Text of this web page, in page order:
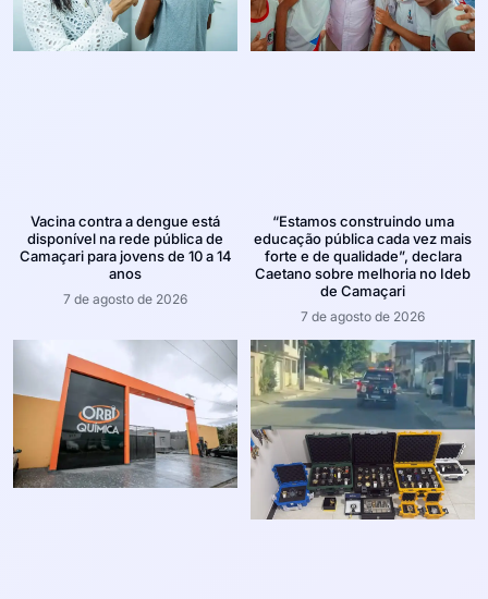
Vacina contra a dengue está
disponível na rede pública de
Camaçari para jovens de 10 a 14
anos
7 de agosto de 2026
“Estamos construindo uma
educação pública cada vez mais
forte e de qualidade”, declara
Caetano sobre melhoria no Ideb
de Camaçari
7 de agosto de 2026